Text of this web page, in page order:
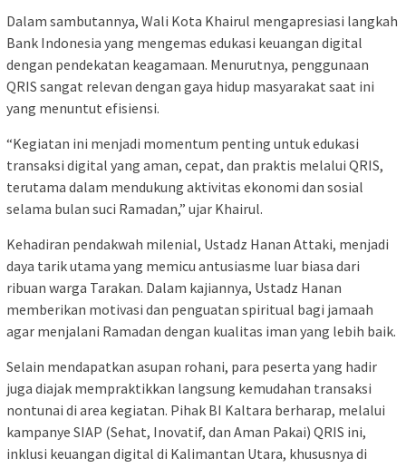
Dalam sambutannya, Wali Kota Khairul mengapresiasi langkah
Bank Indonesia yang mengemas edukasi keuangan digital
dengan pendekatan keagamaan. Menurutnya, penggunaan
QRIS sangat relevan dengan gaya hidup masyarakat saat ini
yang menuntut efisiensi.
“Kegiatan ini menjadi momentum penting untuk edukasi
transaksi digital yang aman, cepat, dan praktis melalui QRIS,
terutama dalam mendukung aktivitas ekonomi dan sosial
selama bulan suci Ramadan,” ujar Khairul.
Kehadiran pendakwah milenial, Ustadz Hanan Attaki, menjadi
daya tarik utama yang memicu antusiasme luar biasa dari
ribuan warga Tarakan. Dalam kajiannya, Ustadz Hanan
memberikan motivasi dan penguatan spiritual bagi jamaah
agar menjalani Ramadan dengan kualitas iman yang lebih baik.
Selain mendapatkan asupan rohani, para peserta yang hadir
juga diajak mempraktikkan langsung kemudahan transaksi
nontunai di area kegiatan. Pihak BI Kaltara berharap, melalui
kampanye SIAP (Sehat, Inovatif, dan Aman Pakai) QRIS ini,
inklusi keuangan digital di Kalimantan Utara, khususnya di